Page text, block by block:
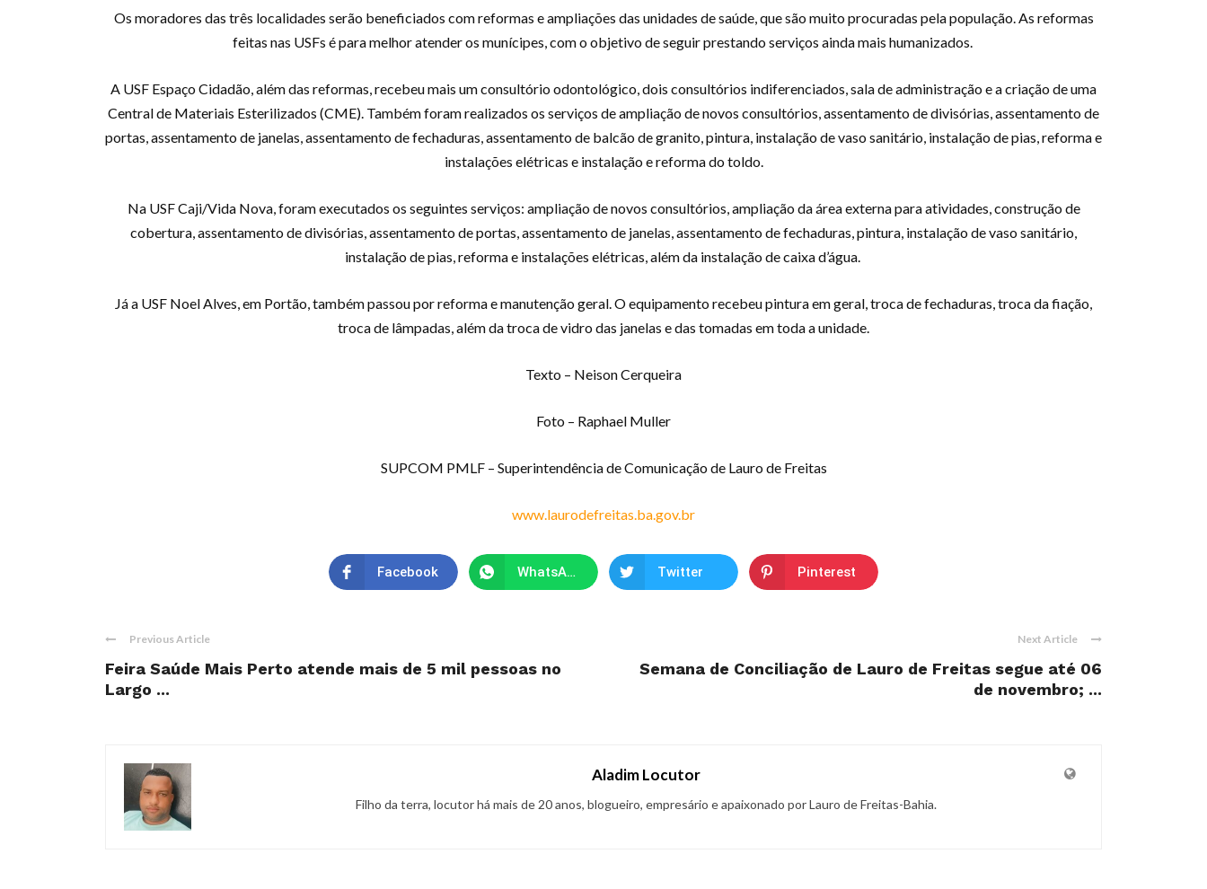
Os moradores das três localidades serão beneficiados com reformas e ampliações das unidades de saúde, que são muito procuradas pela população. As reformas
feitas nas USFs é para melhor atender os munícipes, com o objetivo de seguir prestando serviços ainda mais humanizados.
A USF Espaço Cidadão, além das reformas, recebeu mais um consultório odontológico, dois consultórios indiferenciados, sala de administração e a criação de uma
Central de Materiais Esterilizados (CME). Também foram realizados os serviços de ampliação de novos consultórios, assentamento de divisórias, assentamento de
portas, assentamento de janelas, assentamento de fechaduras, assentamento de balcão de granito, pintura, instalação de vaso sanitário, instalação de pias, reforma e
instalações elétricas e instalação e reforma do toldo.
Na USF Caji/Vida Nova, foram executados os seguintes serviços: ampliação de novos consultórios, ampliação da área externa para atividades, construção de
cobertura, assentamento de divisórias, assentamento de portas, assentamento de janelas, assentamento de fechaduras, pintura, instalação de vaso sanitário,
instalação de pias, reforma e instalações elétricas, além da instalação de caixa d’água.
Já a USF Noel Alves, em Portão, também passou por reforma e manutenção geral. O equipamento recebeu pintura em geral, troca de fechaduras, troca da fiação,
troca de lâmpadas, além da troca de vidro das janelas e das tomadas em toda a unidade.
Texto – Neison Cerqueira
Foto – Raphael Muller
SUPCOM PMLF – Superintendência de Comunicação de Lauro de Freitas
www.laurodefreitas.ba.gov.br
Facebook WhatsApp Twitter Pinterest
Previous Article
Feira Saúde Mais Perto atende mais de 5 mil pessoas no
Largo ...
Next Article
Semana de Conciliação de Lauro de Freitas segue até 06
de novembro; ...
Aladim Locutor
Filho da terra, locutor há mais de 20 anos, blogueiro, empresário e apaixonado por Lauro de Freitas-Bahia.